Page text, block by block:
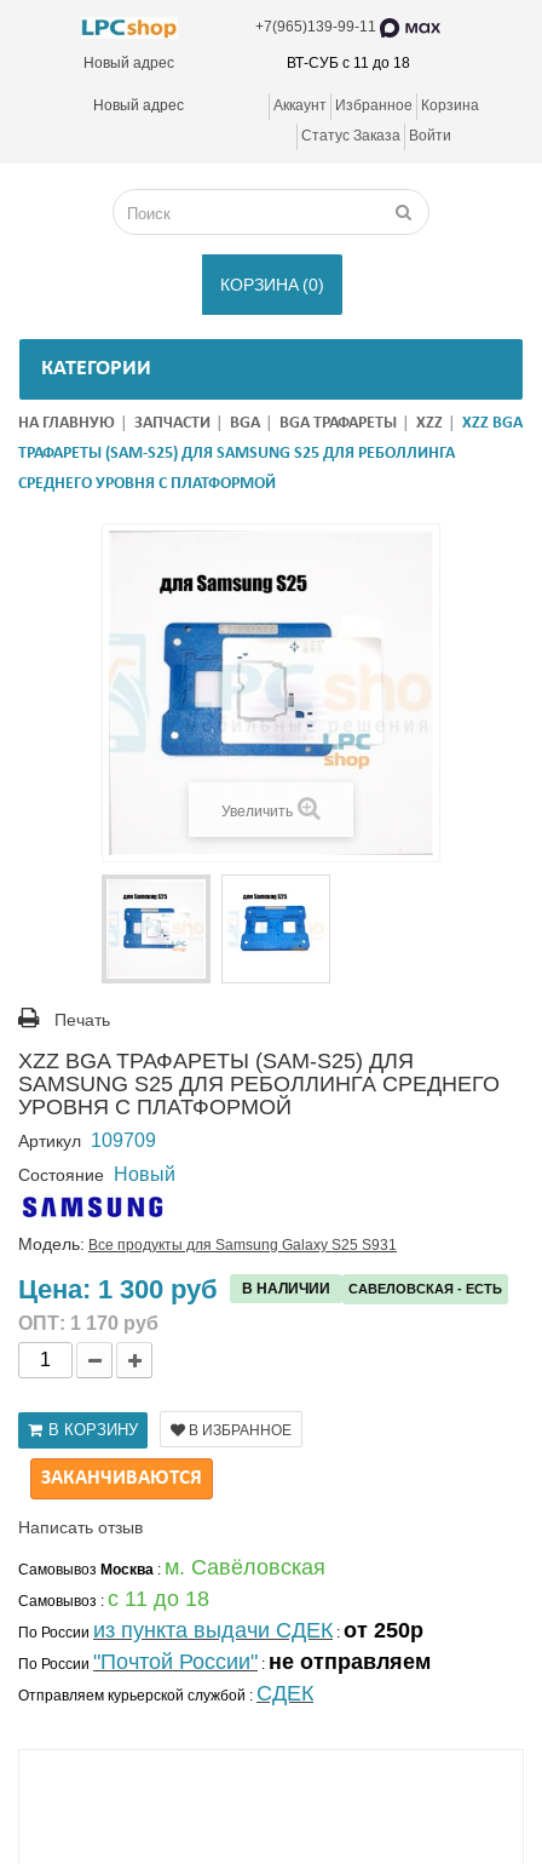
+7(965)139-99-11
Новый адрес ВТ-СУБ с 11 до 18
Новый адрес Аккаунт Избранное
Корзина
Статус Заказа
Войти
КОРЗИНА (0)
КАТЕГОРИИ
НА ГЛАВНУЮ ЗАПЧАСТИ BGA BGA ТРАФАРЕТЫ XZZ
XZZ BGA
ТРАФАРЕТЫ (SAM-S25) ДЛЯ SAMSUNG S25 ДЛЯ РЕБОЛЛИНГА
СРЕДНЕГО УРОВНЯ С ПЛАТФОРМОЙ
Увеличить
Печать
XZZ BGA ТРАФАРЕТЫ (SAM-S25) ДЛЯ
SAMSUNG S25 ДЛЯ РЕБОЛЛИНГА СРЕДНЕГО
УРОВНЯ С ПЛАТФОРМОЙ
Артикул 109709
Состояние Новый
Модель: Все продукты для Samsung Galaxy S25 S931
Цена: 1 300 руб
ОПТ: 1 170 руб
В НАЛИЧИИ САВЕЛОВСКАЯ - ЕСТЬ
В КОРЗИНУ В ИЗБРАННОЕ
ЗАКАНЧИВАЮТСЯ
Написать отзыв
Самовывоз Москва : м. Савёловская
Самовывоз : с 11 до 18
По России из пункта выдачи СДЕК: от 250р
По России "Почтой России" : не отправляем
Отправляем курьерской службой : СДЕК